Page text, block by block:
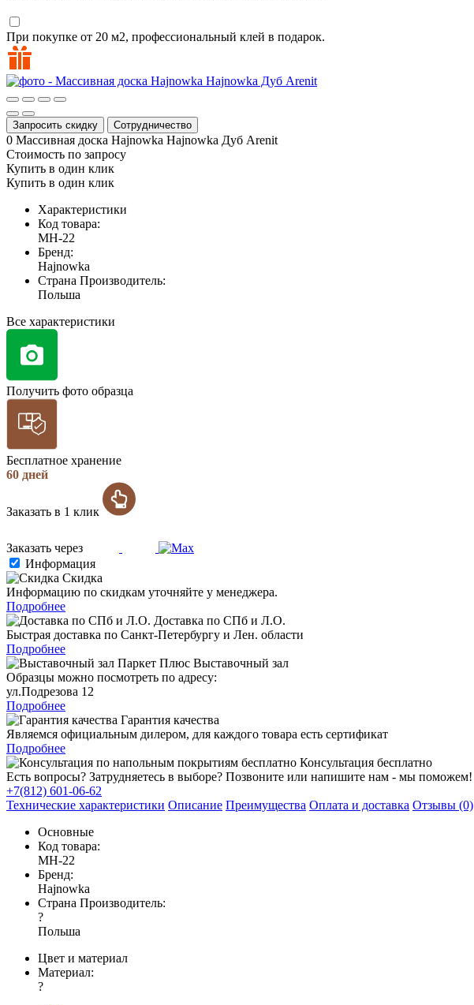
При покупке от 20 м2, профессиональный клей в подарок.
Запросить скидку Сотрудничество
0 Массивная доска Hajnowka Hajnowka Дуб Arenit
Стоимость по запросу
Купить в один клик
Купить в один клик
Характеристики
Код товара:
MH-22
Бренд:
Hajnowka
Страна Производитель:
Польша
Все характеристики
Получить фото образца
Бесплатное хранение
60 дней
Заказать в 1 клик
Заказать через
Информация
Скидка
Информацию по скидкам уточняйте у менеджера.
Подробнее
Доставка по СПб и Л.О.
Быстрая доставка по Санкт-Петербургу и Лен. области
Подробнее
Выставочный зал
Образцы можно посмотреть по адресу:
ул.Подрезова 12
Подробнее
Гарантия качества
Являемся официальным дилером, для каждого товара есть сертификат
Подробнее
Консультация бесплатно
Есть вопросы? Затрудняетесь в выборе? Позвоните или напишите нам - мы поможем!
+7(812) 601-06-62
Технические характеристики Описание Преимущества Оплата и доставка Отзывы (0)
Основные
Код товара:
MH-22
Бренд:
Hajnowka
Страна Производитель:
?
Польша
Цвет и материал
Материал:
?